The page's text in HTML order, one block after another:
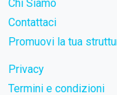
Chi Siamo
Contattaci
Promuovi la tua
Privacy
Termini e condizioni